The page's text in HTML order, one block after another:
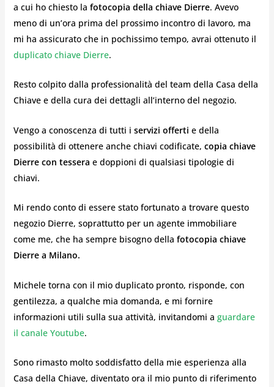
a cui ho chiesto la fotocopia della chiave Dierre. Avevo
meno di un’ora prima del prossimo incontro di lavoro, ma
mi ha assicurato che in pochissimo tempo, avrai ottenuto il
duplicato chiave Dierre.
Resto colpito dalla professionalità del team della Casa della
Chiave e della cura dei dettagli all’interno del negozio.
Vengo a conoscenza di tutti i servizi offerti e della
possibilità di ottenere anche chiavi codificate, copia chiave
Dierre con tessera e doppioni di qualsiasi tipologie di
chiavi.
Mi rendo conto di essere stato fortunato a trovare questo
negozio Dierre, soprattutto per un agente immobiliare
come me, che ha sempre bisogno della fotocopia chiave
Dierre a Milano.
Michele torna con il mio duplicato pronto, risponde, con
gentilezza, a qualche mia domanda, e mi fornire
informazioni utili sulla sua attività, invitandomi a guardare
il canale Youtube.
Sono rimasto molto soddisfatto della mie esperienza alla
Casa della Chiave, diventato ora il mio punto di riferimento